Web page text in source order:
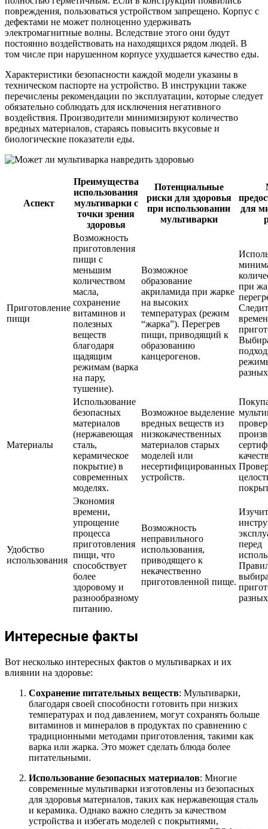
повреждения, пользоваться устройством запрещено. Корпус с
дефектами не может полноценно удерживать
электромагнитные волны. Вследствие этого они будут
постоянно воздействовать на находящихся рядом людей. В
том числе при нарушенном корпусе ухудшается качество еды.
Характеристики безопасности каждой модели указаны в
техническом паспорте на устройство. В инструкции также
перечислены рекомендации по эксплуатации, которые следует
обязательно соблюдать для исключения негативного
воздействия. Производители минимизируют количество
вредных материалов, стараясь повысить вкусовые и
биологические показатели еды.
Аспект
Преимущества
использования
мультиварки с
точки зрения
здоровья
Потенциальные
риски для здоровья
при использовании
мультиварки
для
Приготовление
пищи
Возможность
приготовления
пищи с
меньшим
количеством
масла,
сохранение
витаминов и
полезных
веществ
благодаря
щадящим
режимам (варка
на пару,
тушение).
Возможное
образование
акриламида при жарке
на высоких
температурах (режим
“жарка”). Перегрев
пищи, приводящий к
образованию
канцерогенов.
при
Материалы
Использование
безопасных
материалов
(нержавеющая
сталь,
керамическое
покрытие) в
современных
моделях.
Возможное выделение
вредных веществ из
низкокачественных
материалов старых
моделей или
несертифицированных
устройств.
Удобство
использования
Экономия
времени,
упрощение
процесса
приготовления
пищи, что
способствует
более
здоровому и
разнообразному
питанию.
Возможность
неправильного
использования,
приводящего к
некачественно
приготовленной пище.
перед
Интересные факты
Вот несколько интересных фактов о мультиварках и их
влиянии на здоровье:
Сохранение питательных веществ: Мультиварки,
благодаря своей способности готовить при низких
температурах и под давлением, могут сохранять больше
витаминов и минералов в продуктах по сравнению с
традиционными методами приготовления, такими как
варка или жарка. Это может сделать блюда более
питательными.
Использование безопасных материалов: Многие
современные мультиварки изготовлены из безопасных
для здоровья материалов, таких как нержавеющая сталь
и керамика. Однако важно следить за качеством
устройства и избегать моделей с покрытиями,